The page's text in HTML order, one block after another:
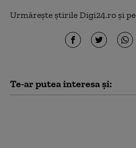
Urmărește știrile Digi24.ro și pe
Te-ar putea interesa și: